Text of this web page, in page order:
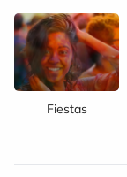
Fiestas